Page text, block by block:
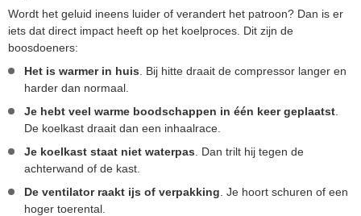
Wordt het geluid ineens luider of verandert het patroon? Dan is er
iets dat direct impact heeft op het koelproces. Dit zijn de
boosdoeners:
Het is warmer in huis . Bij hitte draait de compressor langer en
harder dan normaal.
Je hebt veel warme boodschappen in één keer geplaatst
De koelkast draait dan een inhaalrace.
Je koelkast staat niet waterpas . Dan trilt hij tegen de
achterwand of de kast.
De ventilator raakt ijs of verpakking . Je hoort schuren of een
hoger toerental.